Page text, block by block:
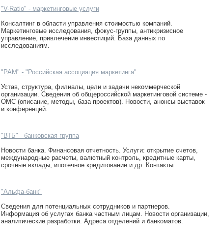
"V-Ratio" - маркетинговые услуги
Консалтинг в области управления стоимостью компаний.
Маркетинговые исследования, фокус-группы, антикризисное
управление, привлечение инвестиций. База данных по
исследованиям.
"РАМ" - "Российская ассоциация маркетинга"
Устав, структура, филиалы, цели и задачи некоммерческой
организации. Сведения об общероссийской маркетинговой системе -
ОМС (описание, методы, база проектов). Новости, анонсы выставок
и конференций.
"ВТБ" - банковская группа
Новости банка. Финансовая отчетность. Услуги: открытие счетов,
международные расчеты, валютный контроль, кредитные карты,
срочные вклады, ипотечное кредитование и др. Контакты.
"Альфа-банк"
Сведения для потенциальных сотрудников и партнеров.
Информация об услугах банка частным лицам. Новости организации,
аналитические разработки. Адреса отделений и банкоматов.